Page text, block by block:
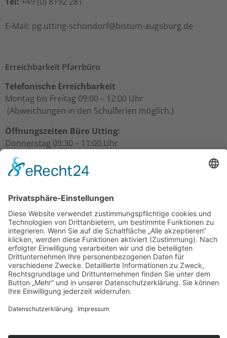
ed.grubsgua-mutsib@frodnohcs-gnittu.gp :liaM-E
Erreichbarkeit Pfarrbüro
Telefonische Erreichbarkeit
Montag bis Freitag 09:00 – 12:00 Uhr
(Abweichungen in den Schulferien möglich.)
Öffnungszeiten Büro Utting:
Donnerstag 09:30 – 11:00 Uhr
Freitag 09:30 – 11:00 Uhr
Öffnungszeiten Büro Schondorf:
Über uns
Gesamtpfarrgemeinderat
Kirchenverwaltungen
Mitarbeiter/innen
Termine & Events